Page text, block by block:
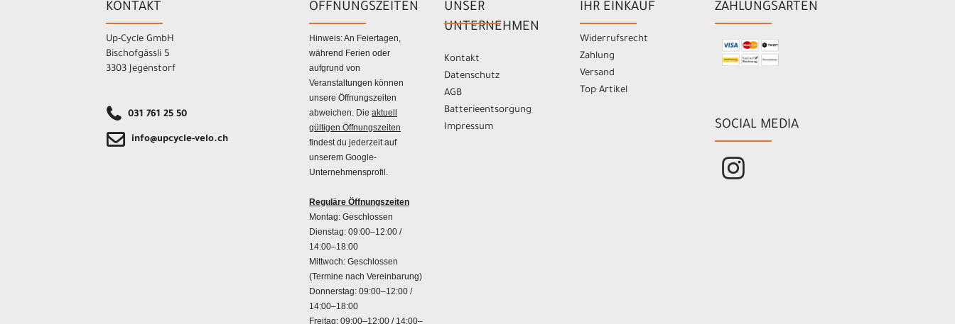
KONTAKT
Up-Cycle GmbH
Bischofgässli 5
3303 Jegenstorf
031 761 25 50
info@upcycle-velo.ch
ÖFFNUNGSZEITEN
Hinweis: An Feiertagen,
während Ferien oder
aufgrund von
Veranstaltungen können
unsere Öffnungszeiten
abweichen. Die aktuell
gültigen Öffnungszeiten
findest du jederzeit auf
unserem Google-
Unternehmensprofil.
Reguläre Öffnungszeiten
Montag: Geschlossen
Dienstag: 09:00–12:00 /
14:00–18:00
Mittwoch: Geschlossen
(Termine nach Vereinbarung)
Donnerstag: 09:00–12:00 /
14:00–18:00
Freitag: 09:00–12:00 / 14:00–
UNSER
UNTERNEHMEN
Kontakt
Datenschutz
AGB
Batterieentsorgung
Impressum
IHR EINKAUF
Widerrufsrecht
Zahlung
Versand
Top Artikel
ZAHLUNGSARTEN
SOCIAL MEDIA